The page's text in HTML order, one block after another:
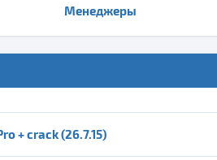
Менеджеры
+ crack (26.7.15)